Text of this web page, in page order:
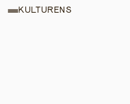
KULTURENS